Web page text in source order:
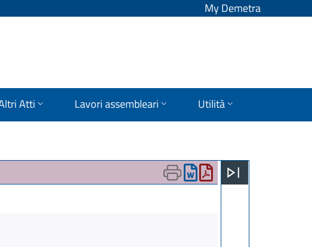
My Demetra
Atti Lavori assembleari Utilità